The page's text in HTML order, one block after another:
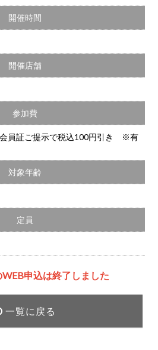
開催時間
開催店舗
参加費
員証ご提示で税込100円引き ※有
対象年齢
定員
申込は終了しました
一覧に戻る